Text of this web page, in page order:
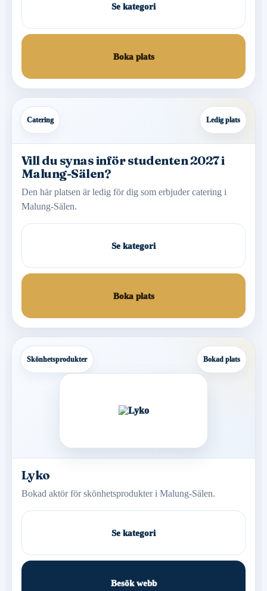
Se kategori
Boka plats
Catering Ledig plats
Vill du synas inför studenten 2027 i
Malung-Sälen?
Den här platsen är ledig för dig som erbjuder catering i
Malung-Sälen.
Se kategori
Boka plats
Skönhetsprodukter Bokad plats
Lyko
Bokad aktör för skönhetsprodukter i Malung-Sälen.
Se kategori
Besök webb